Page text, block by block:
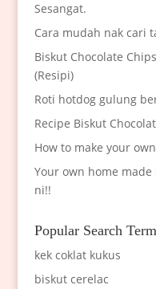
Sesangat.
Cara mudah nak cari
Biskut Chocolate
(Resipi)
Roti hotdog gulung
Recipe Biskut
How to make your
Your own home
ni!!
Popular Search
kek coklat kukus
biskut cerelac